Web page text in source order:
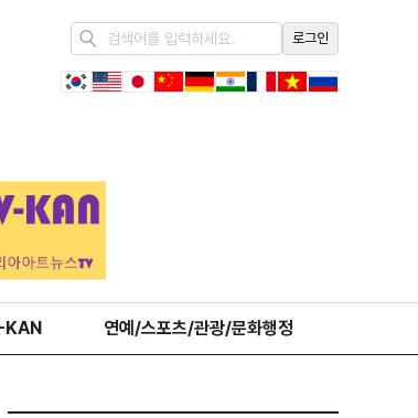
로그인
KAN 연예/스포츠/관광/문화행정